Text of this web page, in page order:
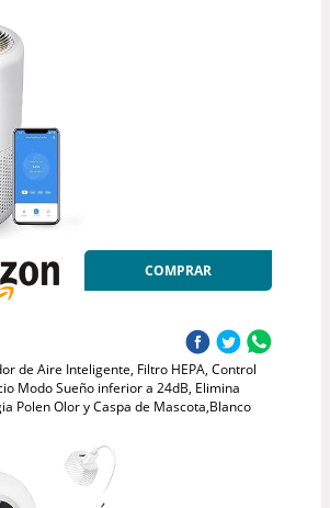
COMPRAR
de Aire Inteligente, Filtro HEPA, Control
Modo Sueño inferior a 24dB, Elimina
Polen Olor y Caspa de Mascota,Blanco